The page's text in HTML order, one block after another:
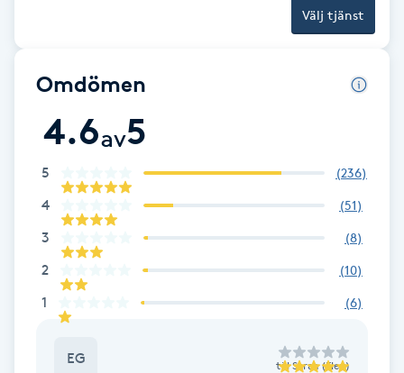
Hudvård
Hyaluronsyra
Hyperhidros
Hypnos
Hårborttagning
Välj tjänst
Omdömen
4.6av5
5 (236)
4 (51)
3 (8)
2 (10)
1 (6)
EG till Saraa (Elev)